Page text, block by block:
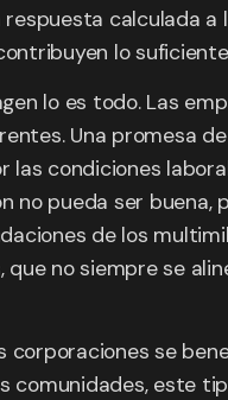
calculada
lo
lo es todo. Las
Una promesa
condiciones
no pueda ser
de los
no siempre se
corporaciones se
este